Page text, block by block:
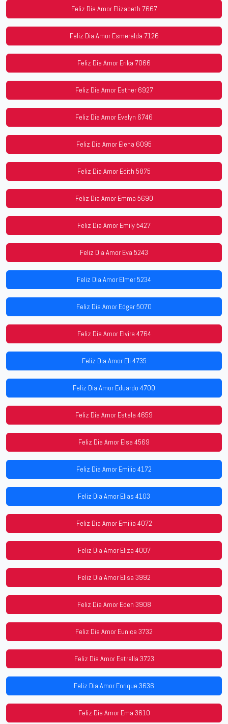
Feliz Dia Amor Elizabeth 7667
Feliz Dia Amor Esmeralda 7126
Feliz Dia Amor Erika 7066
Feliz Dia Amor Esther 6927
Feliz Dia Amor Evelyn 6746
Feliz Dia Amor Elena 6095
Feliz Dia Amor Edith 5875
Feliz Dia Amor Emma 5690
Feliz Dia Amor Emily 5427
Feliz Dia Amor Eva 5243
Feliz Dia Amor Elmer 5234
Feliz Dia Amor Edgar 5070
Feliz Dia Amor Elvira 4764
Feliz Dia Amor Eli 4735
Feliz Dia Amor Eduardo 4700
Feliz Dia Amor Estela 4659
Feliz Dia Amor Elsa 4569
Feliz Dia Amor Emilio 4172
Feliz Dia Amor Elias 4103
Feliz Dia Amor Emilia 4072
Feliz Dia Amor Eliza 4007
Feliz Dia Amor Elisa 3992
Feliz Dia Amor Eden 3908
Feliz Dia Amor Eunice 3732
Feliz Dia Amor Estrella 3723
Feliz Dia Amor Enrique 3636
Feliz Dia Amor Ema 3610